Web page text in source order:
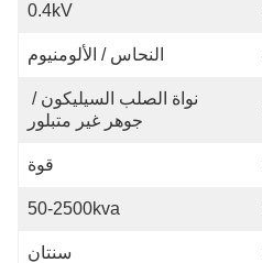
0.4kV
النحاس / الألومنيوم
جوهر غير متبلور
قوة
50-2500kva
سنتان